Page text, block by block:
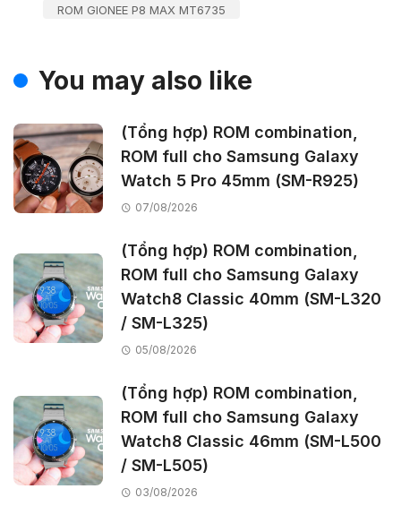
ROM GIONEE P8 MAX MT6735
You may also like
(Tổng hợp) ROM combination,
ROM full cho Samsung Galaxy
Watch 5 Pro 45mm (SM-R925)
07/08/2026
(Tổng hợp) ROM combination,
ROM full cho Samsung Galaxy
Watch8 Classic 40mm (SM-L320
/ SM-L325)
05/08/2026
(Tổng hợp) ROM combination,
ROM full cho Samsung Galaxy
Watch8 Classic 46mm (SM-L500
/ SM-L505)
03/08/2026